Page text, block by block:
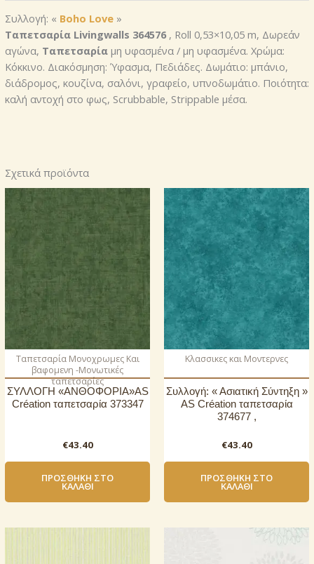
Συλλογή: « Boho Love »
Ταπετσαρία Livingwalls 364576 , Roll 0,53×10,05 m, Δωρεάν
αγώνα, Ταπετσαρία μη υφασμένα / μη υφασμένα. Χρώμα:
Κόκκινο. Διακόσμηση: Ύφασμα, Πεδιάδες. Δωμάτιο: μπάνιο,
διάδρομος, κουζίνα, σαλόνι, γραφείο, υπνοδωμάτιο. Ποιότητα:
καλή αντοχή στο φως, Scrubbable, Strippable μέσα.
Σχετικά προϊόντα
Ταπετσαρία Μονοχρωμες Και
βαφομενη -Μονωτικές
ταπετσαρίες
ΣΥΛΛΟΓΗ «ΑΝΘΟΦΟΡΙΑ»AS
Création ταπετσαρία 373347
€43.40
ΠΡΟΣΘΉΚΗ ΣΤΟ
ΚΑΛΆΘΙ
Κλασσικες και Μοντερνες
Συλλογή: « Ασιατική Σύντηξη »
AS Création ταπετσαρία
374677 ,
€43.40
ΠΡΟΣΘΉΚΗ ΣΤΟ
ΚΑΛΆΘΙ